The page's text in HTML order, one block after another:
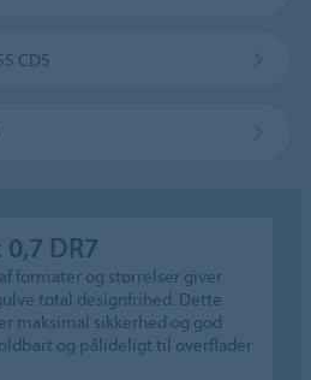
CD5
DR7
formater og størrelser giver
total designfrihed. Dette
maksimal sikkerhed og god
og pålideligt til overflader